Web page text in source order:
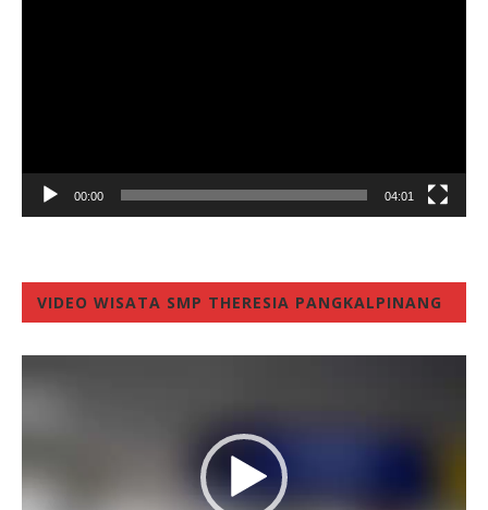
00:00 04:01
VIDEO WISATA SMP THERESIA PANGKALPINANG